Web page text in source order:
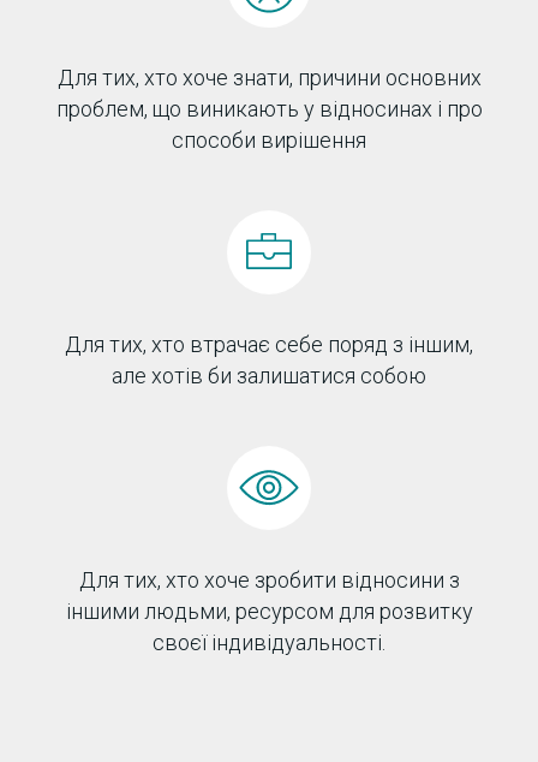
Для тих, хто хоче знати, причини основних
проблем, що виникають у відносинах і про
способи вирішення
Для тих, хто втрачає себе поряд з іншим,
але хотів би залишатися собою
Для тих, хто хоче зробити відносини з
іншими людьми, ресурсом для розвитку
своєї індивідуальності.